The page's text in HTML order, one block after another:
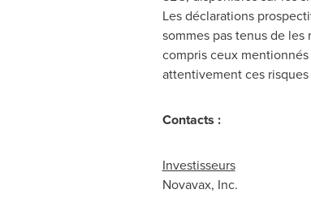
Les déclarations
sommes pas tenus de
compris ceux
attentivement ces
Contacts :
Investisseurs
Novavax, Inc.